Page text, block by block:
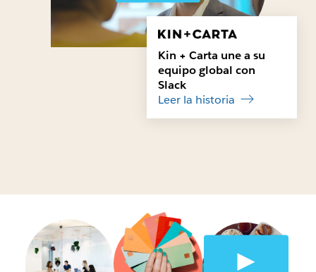
Kin + Carta une a su
equipo global con
Slack
Leer la historia